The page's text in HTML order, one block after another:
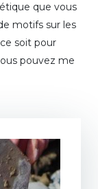
que vous
motifs sur les
soit pour
pouvez me